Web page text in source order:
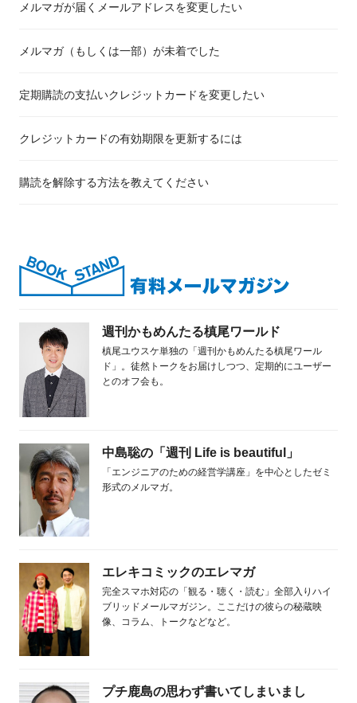
メルマガが届くメールアドレスを変更したい
メルマガ（もしくは一部）が未着でした
定期購読の支払いクレジットカードを変更したい
クレジットカードの有効期限を更新するには
購読を解除する方法を教えてください
週刊かもめんたる槙尾ワールド
槙尾ユウスケ単独の「週刊かもめんたる槙尾ワール
ド」。徒然トークをお届けしつつ、定期的にユーザー
とのオフ会も。
中島聡の「週刊 Life is beautiful」
「エンジニアのための経営学講座」を中心としたゼミ
形式のメルマガ。
エレキコミックのエレマガ
完全スマホ対応の「観る・聴く・読む」全部入りハイ
ブリッドメールマガジン。ここだけの彼らの秘蔵映
像、コラム、トークなどなど。
プチ鹿島の思わず書いてしまいまし